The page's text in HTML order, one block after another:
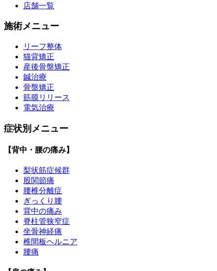
店舗一覧
施術メニュー
リーフ整体
猫背矯正
産後骨盤矯正
鍼治療
骨盤矯正
筋膜リリース
電気治療
症状別メニュー
【背中・腰の痛み】
梨状筋症候群
股関節痛
腰椎分離症
ぎっくり腰
背中の痛み
脊柱管狭窄症
坐骨神経痛
椎間板ヘルニア
腰痛